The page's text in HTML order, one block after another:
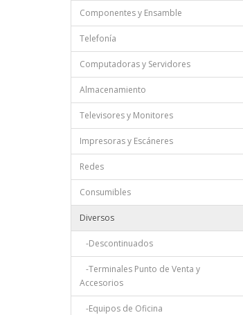
Componentes y Ensamble
Telefonía
Computadoras y Servidores
Almacenamiento
Televisores y Monitores
Impresoras y Escáneres
Redes
Consumibles
Diversos
-Descontinuados
-Terminales Punto de Venta y
Accesorios
-Equipos de Oficina